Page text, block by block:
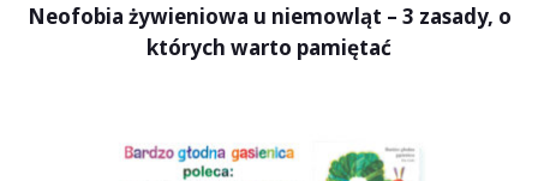
Neofobia żywieniowa u niemowląt – 3 zasady, o
których warto pamiętać